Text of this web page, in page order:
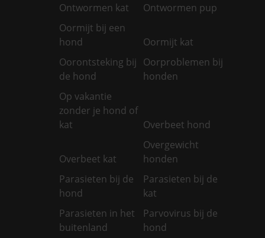
Ontwormen kat
Ontwormen pup
Oormijt bij een
hond
Oormijt kat
Oorontsteking bij
de hond
Oorproblemen bij
honden
Op vakantie
zonder je hond of
kat
Overbeet hond
Overbeet kat
Overgewicht
honden
Parasieten bij de
hond
Parasieten bij de
kat
Parasieten in het
buitenland
Parvovirus bij de
hond